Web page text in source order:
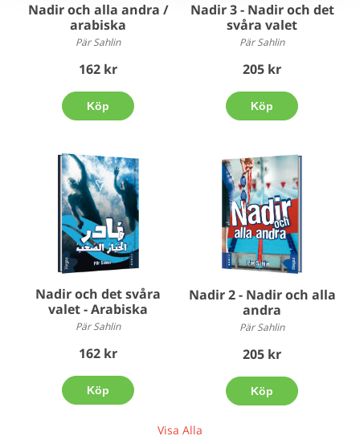
Nadir och alla andra /
arabiska
Pär Sahlin
162 kr
Köp
Nadir 3 - Nadir och det
svåra valet
Pär Sahlin
205 kr
Köp
Nadir och det svåra
valet - Arabiska
Pär Sahlin
162 kr
Köp
Nadir 2 - Nadir och alla
andra
Pär Sahlin
205 kr
Köp
Visa Alla